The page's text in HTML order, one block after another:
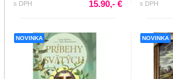
s DPH
15.90,- € s DPH
NOVINKA NOVINKA